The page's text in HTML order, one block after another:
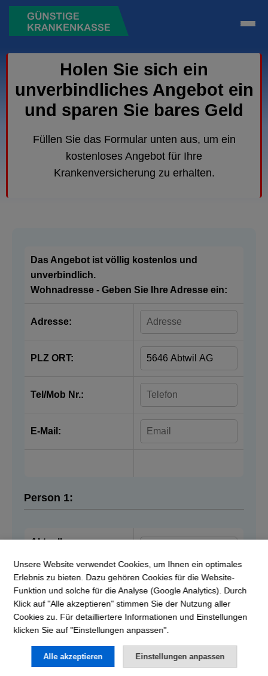
Holen Sie sich ein
unverbindliches Angebot ein
und sparen Sie bares Geld
Füllen Sie das Formular unten aus, um ein
kostenloses Angebot für Ihre
Krankenversicherung zu erhalten.
Das Angebot ist völlig kostenlos und
unverbindlich.
Wohnadresse - Geben Sie Ihre Adresse ein:
Adresse:
PLZ ORT:
Tel/Mob Nr.:
E-Mail:
Person 1:
Aktuelle
Vorname:
Nachname:
Geburtsdatum:
Unsere Website verwendet Cookies, um Ihnen ein optimales
Erlebnis zu bieten. Dazu gehören Cookies für die Website-
Funktion und solche für die Analyse (Google Analytics). Durch
Klick auf "Alle akzeptieren" stimmen Sie der Nutzung aller
Cookies zu. Für detailliertere Informationen und Einstellungen
klicken Sie auf "Einstellungen anpassen".
Alle akzeptieren Einstellungen anpassen